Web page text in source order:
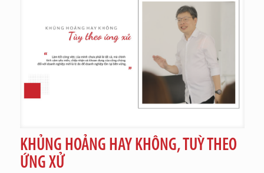
KHỦNG HOẢNG HAY KHÔNG, TUỲ THEO
ỨNG XỬ